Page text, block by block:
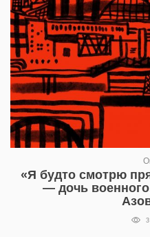
«Я будто смотрю
— дочь